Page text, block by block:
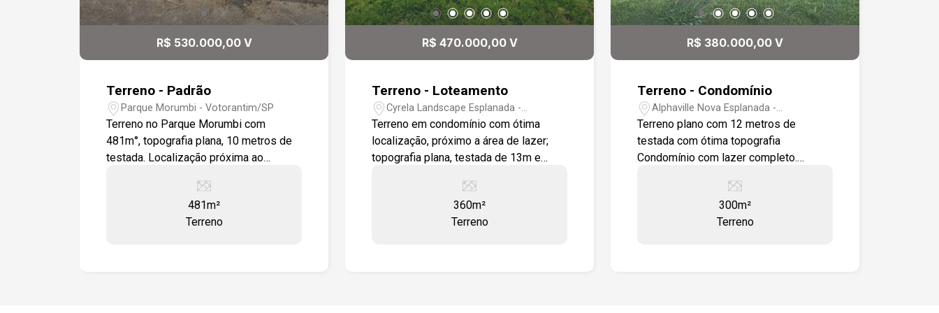
playground, quadras recreativas, beach
preservação ambiental, proporcionando
estratégica, o condomínio está próximo
a supermercados, escolas, farmácias,
hospitais e diversas opções de
comércio e serviços, tornando o dia a
dia muito mais prático e confortável.
Uma excelente oportunidade para quem
deseja construir uma residência
moderna em um condomínio
playground, quadras recreativas, beach
preservação ambiental, proporcionando
estratégica, o condomínio está próximo
a supermercados, escolas, farmácias,
hospitais e diversas opções de
comércio e serviços, tornando o dia a
dia muito mais prático e confortável.
Uma excelente oportunidade para quem
deseja construir uma residência
moderna em um condomínio
R$ 530.000,00 V
Terreno - Padrão
Parque Morumbi - Votorantim/SP
Terreno no Parque Morumbi com
481m°, topografia plana, 10 metros de
testada. Localização próxima ao
481m²
Terreno
R$ 470.000,00 V
Terreno - Loteamento
Cyrela Landscape Esplanada -
Votorantim/SP
Terreno em condomínio com ótima
localização, próximo a área de lazer;
topografia plana, testada de 13m e
condomínio com lazer completo para
360m²
Terreno
R$ 380.000,00 V
Terreno - Condomínio
Alphaville Nova Esplanada -
Votorantim/SP
Terreno plano com 12 metros de
testada com ótima topografia
Condomínio com lazer completo.
academia, salão de festas, espaço
gourmet. Portaria 24h e segurança para
300m²
Terreno